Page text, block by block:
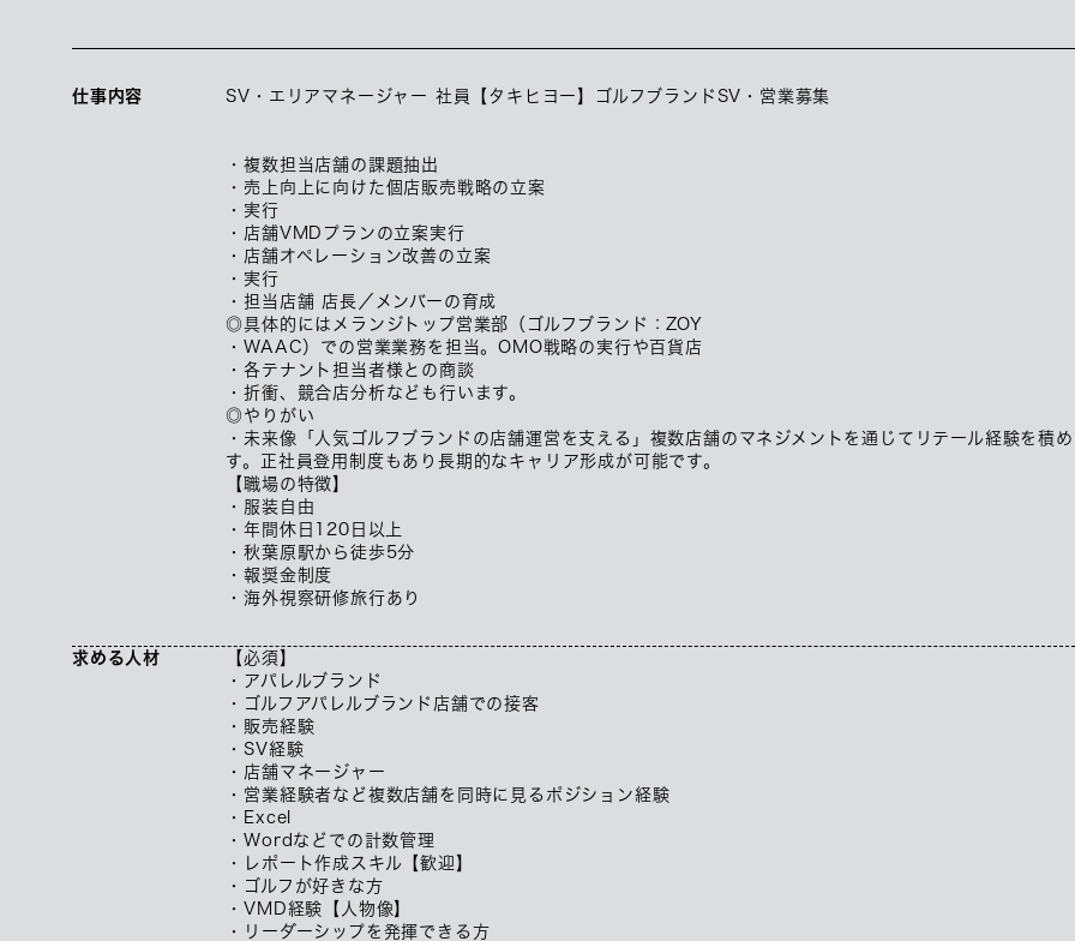
仕事内容 SV・エリアマネージャー 社員【タキヒヨー】ゴルフブランドSV・営業募集
・複数担当店舗の課題抽出
・売上向上に向けた個店販売戦略の立案
・実行
・店舗VMDプランの立案実行
・店舗オペレーション改善の立案
・実行
・担当店舗 店長／メンバーの育成
◎具体的にはメランジトップ営業部（ゴルフブランド：ZOY
・WAAC）での営業業務を担当。OMO戦略の実行や百貨店
・各テナント担当者様との商談
・折衝、競合店分析なども行います。
◎やりがい
・未来像「人気ゴルフブランドの店舗運営を支える」複数店舗のマネジメントを通じてリテール経験を積
す。正社員登用制度もあり長期的なキャリア形成が可能です。
【職場の特徴】
・服装自由
・年間休日120日以上
・秋葉原駅から徒歩5分
・報奨金制度
・海外視察研修旅行あり
求める人材
【必須】
・アパレルブランド
・ゴルフアパレルブランド店舗での接客
・販売経験
・SV経験
・店舗マネージャー
・営業経験者など複数店舗を同時に見るポジション経験
・Excel
・Wordなどでの計数管理
・レポート作成スキル【歓迎】
・ゴルフが好きな方
・VMD経験【人物像】
・リーダーシップを発揮できる方